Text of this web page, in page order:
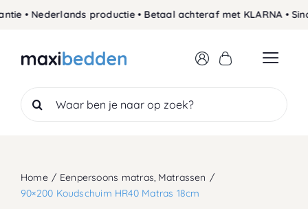
Nederlands productie • Betaal achteraf met KLARNA •
Search
for:
Home Eenpersoons matras Matrassen
90×200 Koudschuim HR40 Matras 18cm